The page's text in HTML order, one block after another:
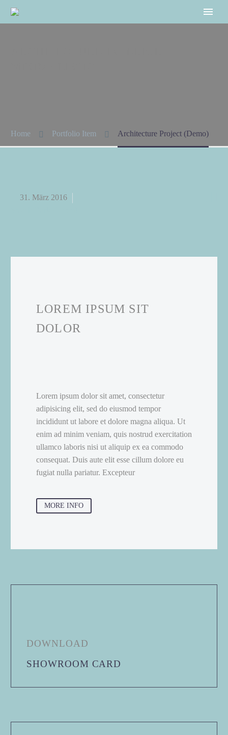
Home Portfolio Item Architecture Project (Demo)
31. März 2016
LOREM IPSUM SIT
DOLOR
Lorem ipsum dolor sit amet, consectetur
adipisicing elit, sed do eiusmod tempor
incididunt ut labore et dolore magna aliqua. Ut
enim ad minim veniam, quis nostrud exercitation
ullamco laboris nisi ut aliquip ex ea commodo
consequat. Duis aute elit esse cillum dolore eu
fugiat nulla pariatur. Excepteur
MORE INFO
DOWNLOAD
SHOWROOM CARD